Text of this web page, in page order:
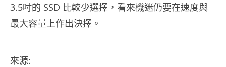
3.5吋的 SSD 比較少選擇，看來機迷仍要在速度與
最大容量上作出決擇。
來源: